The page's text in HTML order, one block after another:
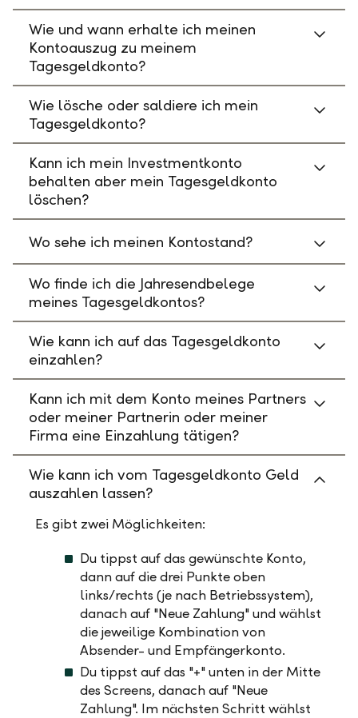
Wie und wann erhalte ich meinen
Kontoauszug zu meinem
Tagesgeldkonto?
Wie lösche oder saldiere ich mein
Tagesgeldkonto?
Kann ich mein Investmentkonto
behalten aber mein Tagesgeldkonto
löschen?
Wo sehe ich meinen Kontostand?
Wo finde ich die Jahresendbelege
meines Tagesgeldkontos?
Wie kann ich auf das Tagesgeldkonto
einzahlen?
Kann ich mit dem Konto meines Partners
oder meiner Partnerin oder meiner
Firma eine Einzahlung tätigen?
Wie kann ich vom Tagesgeldkonto Geld
auszahlen lassen?
Es gibt zwei Möglichkeiten:
Du tippst auf das gewünschte Konto,
dann auf die drei Punkte oben
links/rechts (je nach Betriebssystem),
danach auf "Neue Zahlung" und wählst
die jeweilige Kombination von
Absender- und Empfängerkonto.
Du tippst auf das "+" unten in der Mitte
des Screens, danach auf "Neue
Zahlung". Im nächsten Schritt wählst